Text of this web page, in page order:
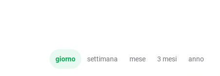
giorno settimana mese 3 mesi anno